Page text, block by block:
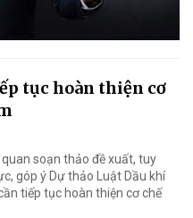
tục hoàn thiện cơ
soạn thảo đề xuất, tuy
góp ý Dự thảo Luật Dầu khí
tiếp tục hoàn thiện cơ chế